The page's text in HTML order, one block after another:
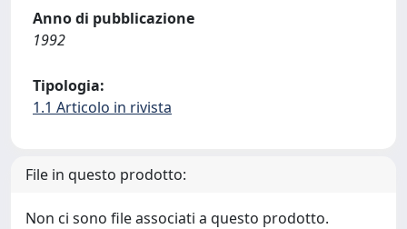
Anno di pubblicazione
1992
Tipologia:
1.1 Articolo in rivista
File in questo prodotto:
Non ci sono file associati a questo prodotto.